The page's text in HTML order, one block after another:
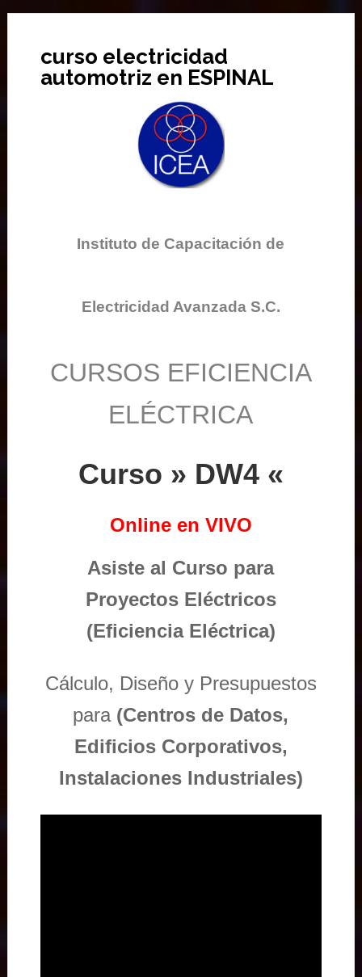
curso electricidad
automotriz en ESPINAL
Instituto de Capacitación de
Electricidad Avanzada S.C.
CURSOS EFICIENCIA
ELÉCTRICA
Curso » DW4 «
Online en VIVO
Asiste al Curso para
Proyectos Eléctricos
(Eficiencia Eléctrica)
Cálculo, Diseño y Presupuestos
para (Centros de Datos,
Edificios Corporativos,
Instalaciones Industriales)